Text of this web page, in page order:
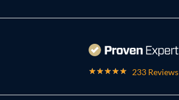
233 Reviews